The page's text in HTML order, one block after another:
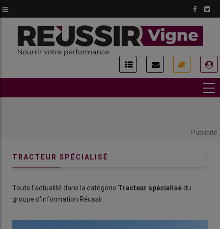
au
contenu
principal
Publicité
TRACTEUR SPÉCIALISÉ
Toute l'actualité dans la catégorie Tracteur spécialisé du
groupe d'information Réussir.